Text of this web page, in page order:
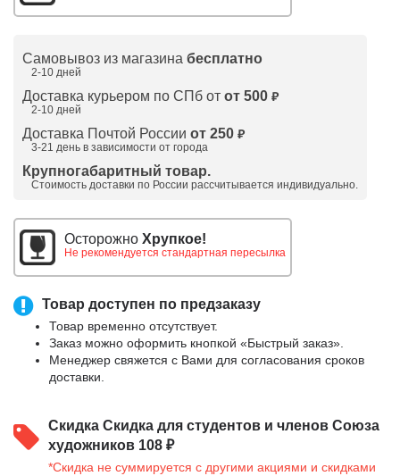
Самовывоз из магазина бесплатно
2-10 дней
Доставка курьером по СПб от от 500 ₽
2-10 дней
Доставка Почтой России от 250 ₽
3-21 день в зависимости от города
Крупногабаритный товар.
Стоимость доставки по России рассчитывается индивидуально.
Осторожно Хрупкое!
Не рекомендуется стандартная пересылка
Товар доступен по предзаказу
Товар временно отсутствует.
Заказ можно оформить кнопкой «Быстрый заказ».
Менеджер свяжется с Вами для согласования сроков
доставки.
Скидка Скидка для студентов и членов Союза
художников 108 ₽
*Скидка не суммируется с другими акциями и скидками